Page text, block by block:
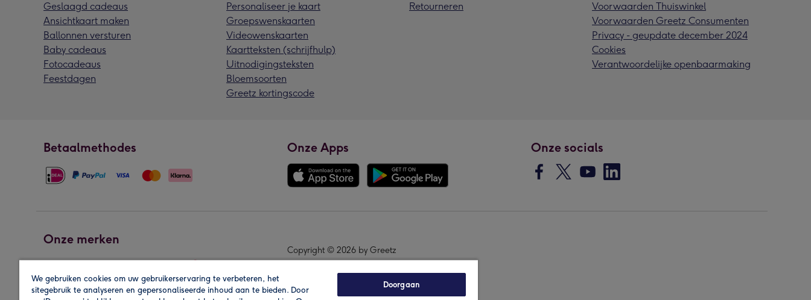
Geslaagd cadeaus
Ansichtkaart maken
Ballonnen versturen
Baby cadeaus
Fotocadeaus
Feestdagen
Personaliseer je kaart
Groepswenskaarten
Videowenskaarten
Kaartteksten (schrijfhulp)
Uitnodigingsteksten
Bloemsoorten
Greetz kortingscode
Retourneren
Voorwaarden Thuiswinkel
Voorwaarden Greetz Consumenten
Privacy - geupdate december 2024
Cookies
Verantwoordelijke openbaarmaking
Betaalmethodes Onze Apps Onze socials
Onze merken
Copyright © 2026 by Greetz
We gebruiken cookies om uw gebruikerservaring te verbeteren, het
sitegebruik te analyseren en gepersonaliseerde inhoud aan te bieden. Door
Doorgaan